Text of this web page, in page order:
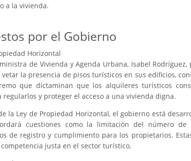
a la vivienda.
por el Gobierno
Horizontal
de Vivienda y Agenda Urbana, Isabel
la presencia de pisos turísticos en sus edificios,
que dictaminan que los alquileres turísticos
y proteger el acceso a una vivienda digna.
la Ley de Propiedad Horizontal, el gobierno está
cuestiones como la limitación del número
de registro y cumplimiento para los propietarios.
justa en el sector turístico.